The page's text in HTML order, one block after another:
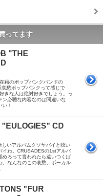
ってます
"THE
籍のポップパンクバンドの
愁ポップパンクって感じで
きな人は絶対好きでしょう。っ
ン必聴な内容なのは間違いな
！
"EULOGIES" CD
いアルバムクソヤバイと聴い
イわ。CRUSADESの1stアルバ
めろって言われたら這いつくば
。なんなのこの哀愁。ボーカル
"FUR